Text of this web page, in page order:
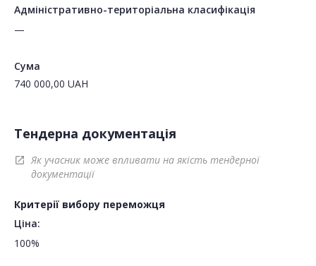
Адміністративно-територіальна класифікація
—
Сума
740 000,00 UAH
Тендерна документація
open_in_new
Як учасник може впливати на якість тендерної
документації
Критерії вибору переможця
Ціна:
100%